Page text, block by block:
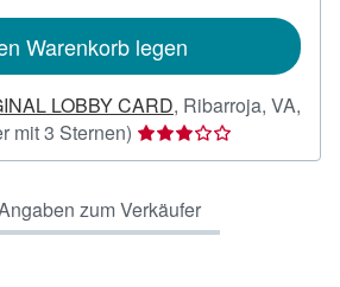
Warenkorb legen
LOBBY CARD, Ribarroja, VA,
mit 3 Sternen) Verkäuferbewertung
3
5
Sternen
zum Verkäufer